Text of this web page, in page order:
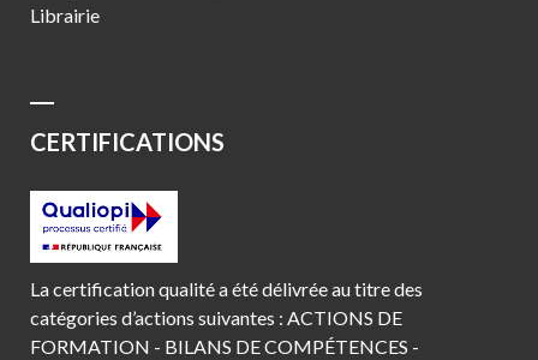
Librairie
CERTIFICATIONS
La certification qualité a été délivrée au titre des
catégories d’actions suivantes : ACTIONS DE
FORMATION - BILANS DE COMPÉTENCES -